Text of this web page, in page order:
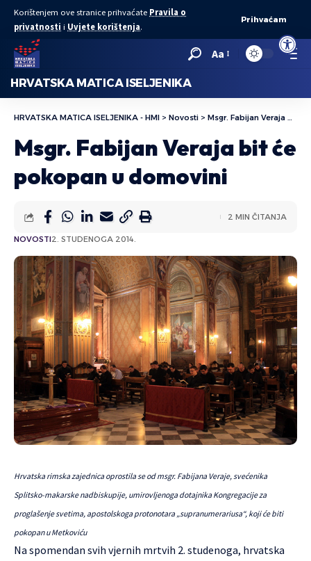
Open
Korištenjem ove stranice prihvaćate Pravila o
privatnosti i Uvjete korištenja.
Prihvaćam
Aa
HRVATSKA MATICA ISELJENIKA
HRVATSKA MATICA ISELJENIKA - HMI > Novosti > Msgr. Fabijan Veraja bit će pokopan u domovini
Msgr. Fabijan Veraja bit će
pokopan u domovini
NOVOSTI2. STUDENOGA 2014.
2 MIN ČITANJA
Hrvatska rimska zajednica oprostila se od msgr. Fabijana Veraje, svećenika
Splitsko-makarske nadbiskupije, umirovljenoga dotajnika Kongregacije za
proglašenje svetima, apostolskoga protonotara „supranumerariusa“, koji će biti
pokopan u Metkoviću
Na spomendan svih vjernih mrtvih 2. studenoga, hrvatska